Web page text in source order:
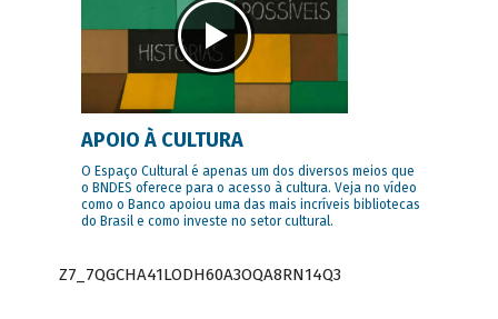
APOIO À CULTURA
O Espaço Cultural é apenas um dos diversos meios que
o BNDES oferece para o acesso à cultura. Veja no vídeo
como o Banco apoiou uma das mais incríveis bibliotecas
do Brasil e como investe no setor cultural.
Z7_7QGCHA41LODH60A3OQA8RN14Q3